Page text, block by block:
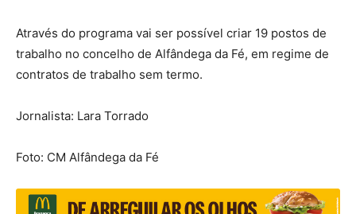
Através do programa vai ser possível criar 19 postos de
trabalho no concelho de Alfândega da Fé, em regime de
contratos de trabalho sem termo.
Jornalista: Lara Torrado
Foto: CM Alfândega da Fé